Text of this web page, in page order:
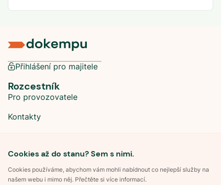
Cookies až do stanu? Sem s nimi.
Cookies používáme, abychom vám mohli nabídnout co nejlepší služby na
našem webu i mimo něj. Přečtěte si více informací.
Přihlášení pro majitele
Rozcestník
Pro provozovatele
Kontakty